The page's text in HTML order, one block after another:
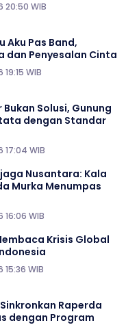
20:50 WIB
Aku Pas Band,
dan Penyesalan Cinta
WIB
Solusi, Gunung
dengan Standar
WIB
Nusantara: Kala
Murka Menumpas
WIB
Krisis Global
WIB
Raperda
dengan Program